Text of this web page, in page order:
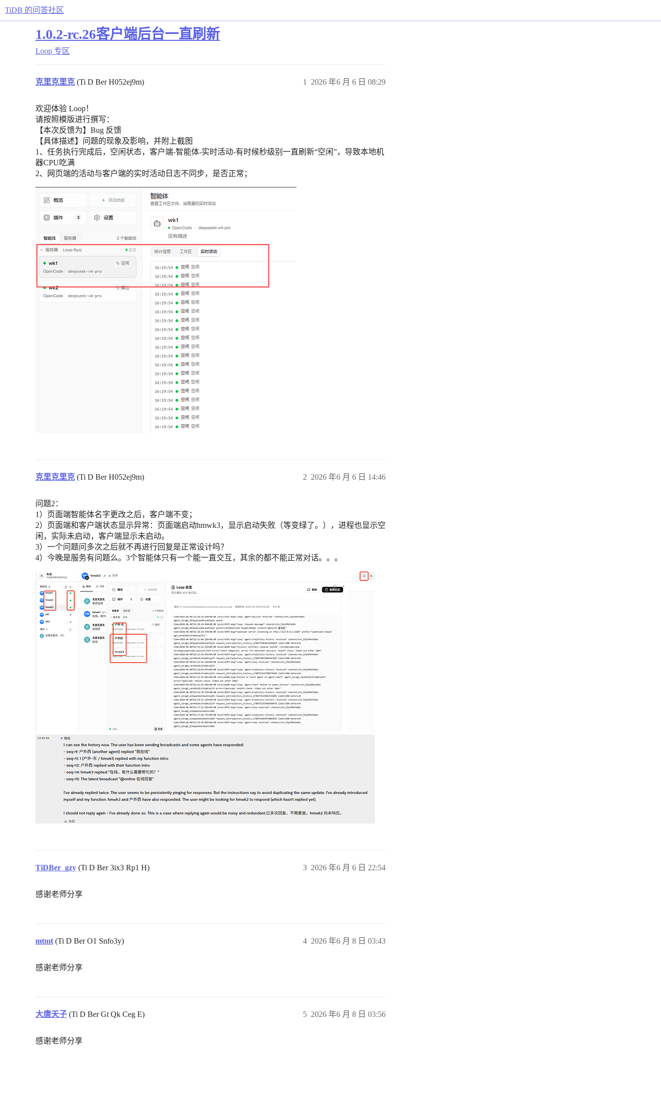
TiDB 的问答社区
1.0.2-rc.26客户端后台一直刷新
Loop 专区
克里克里克 (Ti D Ber H052ej9m) 2026 年6 月 6 日 08:29
1
欢迎体验 Loop！
请按照模版进行撰写：
【本次反馈为】Bug 反馈
【具体描述】问题的现象及影响，并附上截图
1、任务执行完成后，空闲状态，客户端-智能体-实时活动-有时候秒级别一直刷新“空闲”，导致本地机
器CPU吃满
2、网页端的活动与客户端的实时活动日志不同步，是否正常；
克里克里克 (Ti D Ber H052ej9m) 2026 年6 月 6 日 14:46
2
问题2：
1）页面端智能体名字更改之后，客户端不变；
2）页面端和客户端状态显示异常：页面端启动hmwk3，显示启动失败（等变绿了。），进程也显示空
闲，实际未启动，客户端显示未启动。
3）一个问题问多次之后就不再进行回复是正常设计吗？
4）今晚是服务有问题么。3个智能体只有一个能一直交互，其余的都不能正常对话。。。
TiDBer_gzy (Ti D Ber 3ix3 Rp1 H) 2026 年6 月 6 日 22:54
3
感谢老师分享
mtmt (Ti D Ber O1 Snfo3y) 2026 年6 月 8 日 03:43
4
感谢老师分享
大唐天子 (Ti D Ber Gt Qk Ceg E) 2026 年6 月 8 日 03:56
5
感谢老师分享